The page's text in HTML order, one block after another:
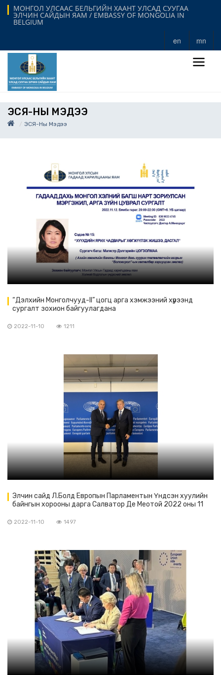
МОНГОЛ УЛСААС БЕЛЬГИЙН ХААНТ УЛСАД СУУГАА
ЭЛЧИН САЙДЫН ЯАМ / EMBASSY OF MONGOLIA IN
BELGIUM
en mn
ЭСЯ-НЫ МЭДЭЭ
ЭСЯ-Ны Мэдээ
“Дэлхийн Монголчууд-II” цогц арга хэмжээний хүрээнд
сургалт зохион байгуулагдана
2022-11-10 1211
Элчин сайд Л.Болд Европын Парламентын Үндсэн хуулийн
байнгын хорооны дарга Салватор Де Меотой 2022 оны 11
2022-11-10 1497